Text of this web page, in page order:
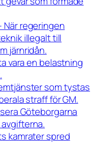
När regeringen
illegalt till
järnridån.
vara en belastning
som tystas
straff för GM.
Göteborgarna
kamrater spred